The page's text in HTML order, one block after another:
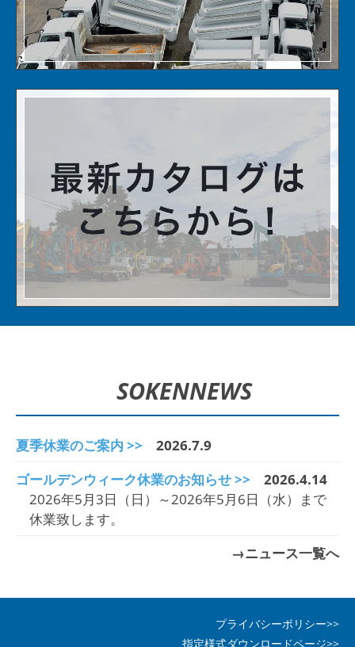
SOKENNEWS
夏季休業のご案内 >> 2026.7.9
ゴールデンウィーク休業のお知らせ >> 2026.4.14
2026年5月3日（日）～2026年5月6日（水）まで
休業致します。
→ニュース一覧へ
プライバシーポリシー>>
指定様式ダウンロードページ>>